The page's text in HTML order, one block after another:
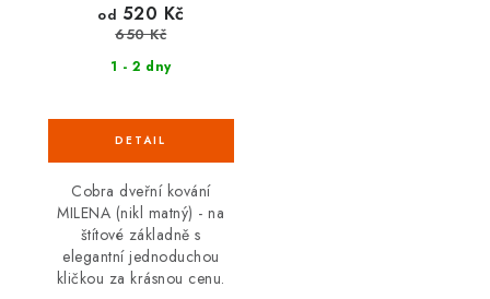
1 - 2 dny
od 520 Kč
650 Kč
Cobra dveřní kování
MILENA (nikl matný) - na
štítové základně s
elegantní jednoduchou
kličkou za krásnou cenu.